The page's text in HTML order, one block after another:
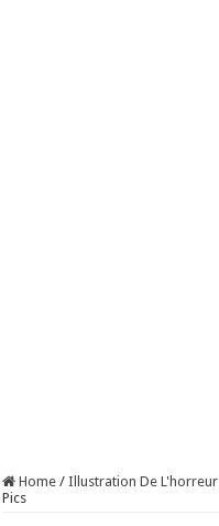
Home / Illustration De L'horreur
Pics